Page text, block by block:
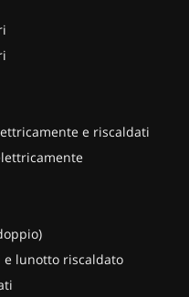
e riscaldati
lunotto riscaldato